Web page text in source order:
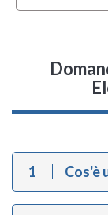
1 Cos'è